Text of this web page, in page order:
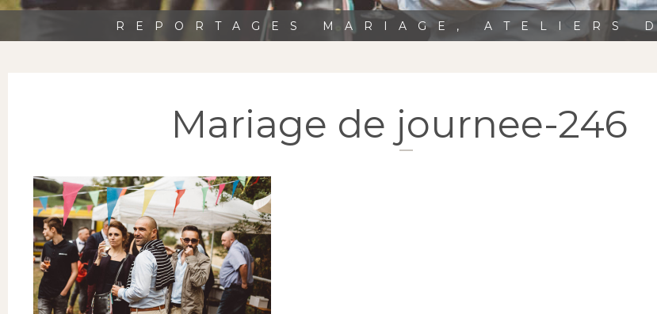
REPORTAGES MARIAGE, ATELIERS
Mariage de journee-246